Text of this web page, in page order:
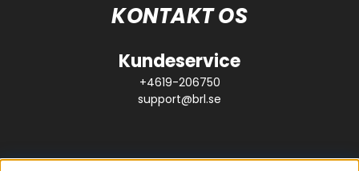
KONTAKT OS
Kundeservice
+4619-206750
support@brl.se